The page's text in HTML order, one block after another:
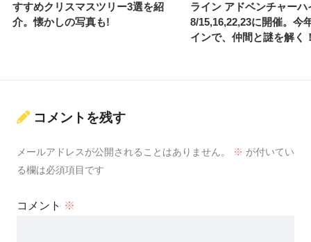
すすめクリスマスツリー3選を紹
介。懐かしの写真も!
ライン アドベンチャーハ
8/15,16,22,23に開催。今
インで、仲間と謎を解く
コメントを残す
メールアドレスが公開されることはありません。 ※ が付いてい
る欄は必須項目です
コメント ※